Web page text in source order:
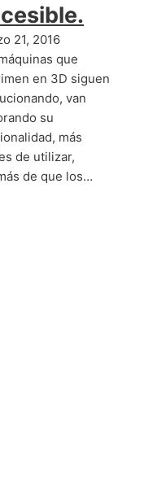
21, 2016
que
en 3D siguen
van
su
más
de utilizar,
de que los…